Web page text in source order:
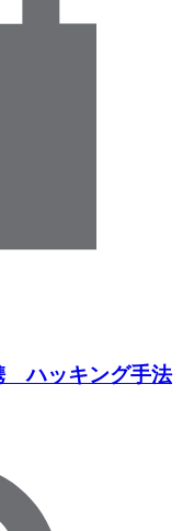
ハッキング手法